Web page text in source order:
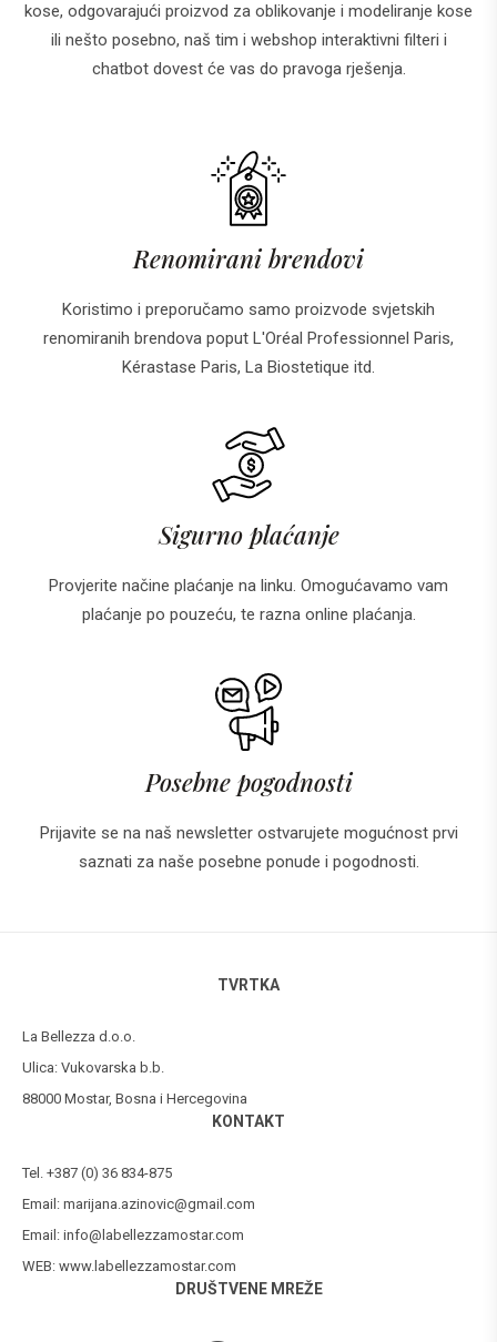
kose, odgovarajući proizvod za oblikovanje i modeliranje kose
ili nešto posebno, naš tim i webshop interaktivni filteri i
chatbot dovest će vas do pravoga rješenja.
Renomirani brendovi
Koristimo i preporučamo samo proizvode svjetskih
renomiranih brendova poput L'Oréal Professionnel Paris,
Kérastase Paris, La Biostetique itd.
Sigurno plaćanje
Provjerite načine plaćanje na linku. Omogućavamo vam
plaćanje po pouzeću, te razna online plaćanja.
Posebne pogodnosti
Prijavite se na naš newsletter ostvarujete mogućnost prvi
saznati za naše posebne ponude i pogodnosti.
TVRTKA
La Bellezza d.o.o.
Ulica: Vukovarska b.b.
88000 Mostar, Bosna i Hercegovina
KONTAKT
Tel. +387 (0) 36 834-875
Email: marijana.azinovic@gmail.com
Email: info@labellezzamostar.com
WEB: www.labellezzamostar.com
DRUŠTVENE MREŽE